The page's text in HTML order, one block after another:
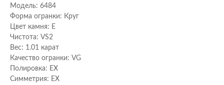
Модель: 6484
Форма огранки: Круг
Цвет камня: E
Чистота: VS2
Вес: 1.01 карат
Качество огранки: VG
Полировка: EX
Cимметрия: EX